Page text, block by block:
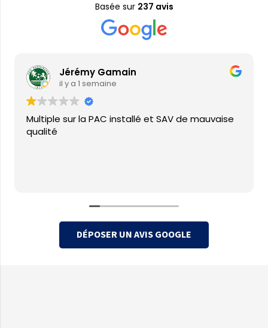
Basée sur 237 avis
Jérémy Gamain
il y a 1 semaine
Multiple sur la PAC installé et SAV de mauvaise
qualité
DÉPOSER UN AVIS GOOGLE